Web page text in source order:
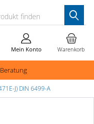
finden
Warenkorb
Mein Konto
J) DIN 6499-A